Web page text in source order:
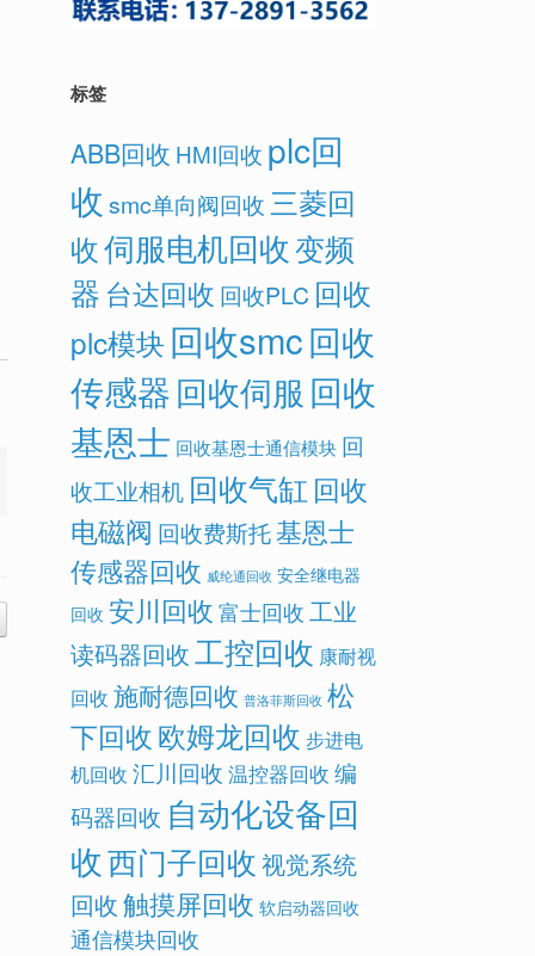
标签
ABB回收 HMI回收 plc回
收 smc单向阀回收三菱回
收伺服电机回收变频
器 台达回收 回收PLC 回收
plc模块 回收smc回收
传感器回收伺服 回收
基恩士 回收基恩士通信模块 回
收工业相机 回收气缸 回收
电磁阀 回收费斯托基恩士
传感器回收 威纶通回收 安全继电器
回收 安川回收 富士回收 工业
读码器回收工控回收 康耐视
回收 施耐德回收 普洛菲斯回收 松
下回收欧姆龙回收 步进电
机回收 汇川回收 温控器回收 编
码器回收 自动化设备回
收西门子回收视觉系统
回收触摸屏回收 软启动器回收
通信模块回收